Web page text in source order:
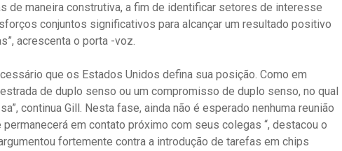
de maneira construtiva, a fim de identificar setores de interesse
conjuntos significativos para alcançar um resultado positivo
acrescenta o porta -voz.
que os Estados Unidos defina sua posição. Como em
de duplo senso ou um compromisso de duplo senso, no qual
continua Gill. Nesta fase, ainda não é esperado nenhuma reunião
em contato próximo com seus colegas “, destacou o
fortemente contra a introdução de tarefas em chips